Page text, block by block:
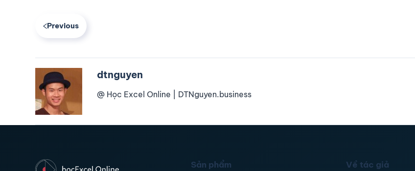
Previous
dtnguyen
@ Học Excel Online | DTNguyen.business
Sản phẩm Về tác giả